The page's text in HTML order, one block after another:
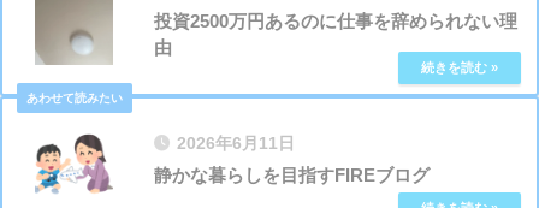
投資2500万円あるのに仕事を辞められない理
由
2026年6月11日
静かな暮らしを目指すFIREブログ